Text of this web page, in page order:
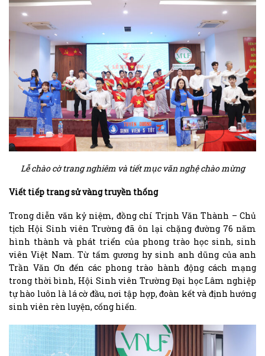
Lễ chào cờ trang nghiêm và tiết mục văn nghệ chào mừng
Viết tiếp trang sử vàng truyền thống
Trong diễn văn kỷ niệm, đồng chí Trịnh Văn Thành – Chủ
tịch Hội Sinh viên Trường đã ôn lại chặng đường 76 năm
hình thành và phát triển của phong trào học sinh, sinh
viên Việt Nam. Từ tấm gương hy sinh anh dũng của anh
Trần Văn Ơn đến các phong trào hành động cách mạng
trong thời bình, Hội Sinh viên Trường Đại học Lâm nghiệp
tự hào luôn là lá cờ đầu, nơi tập hợp, đoàn kết và định hướng
sinh viên rèn luyện, cống hiến.